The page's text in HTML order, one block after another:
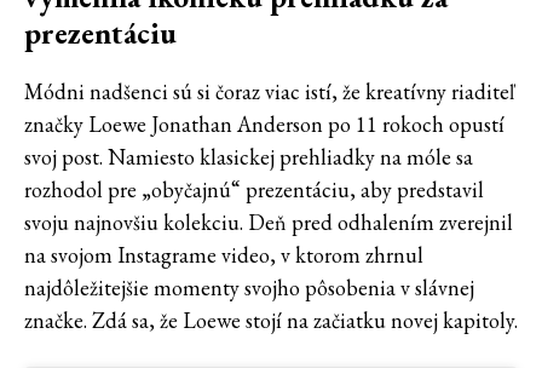
prezentáciu
Módni nadšenci sú si čoraz viac istí, že kreatívny riaditeľ
značky Loewe Jonathan Anderson po 11 rokoch opustí
svoj post. Namiesto klasickej prehliadky na móle sa
rozhodol pre „obyčajnú“ prezentáciu, aby predstavil
svoju najnovšiu kolekciu. Deň pred odhalením zverejnil
na svojom Instagrame video, v ktorom zhrnul
najdôležitejšie momenty svojho pôsobenia v slávnej
značke. Zdá sa, že Loewe stojí na začiatku novej kapitoly.